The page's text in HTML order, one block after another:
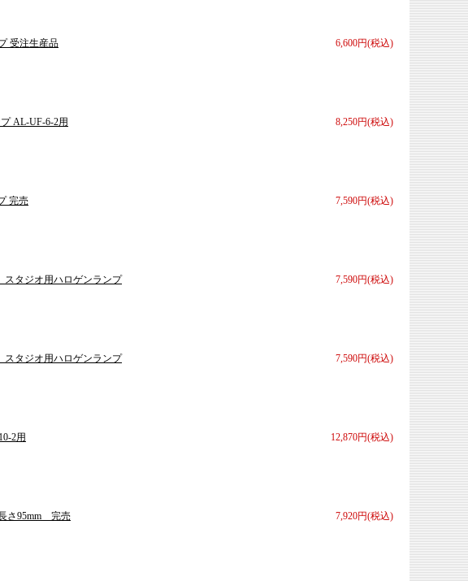
6,600円(税込)
受注生産品
8,250円(税込)
AL-UF-6-2用
7,590円(税込)
完売
7,590円(税込)
スタジオ用ハロゲンランプ
7,590円(税込)
スタジオ用ハロゲンランプ
12,870円(税込)
2用
7,920円(税込)
さ95mm 完売